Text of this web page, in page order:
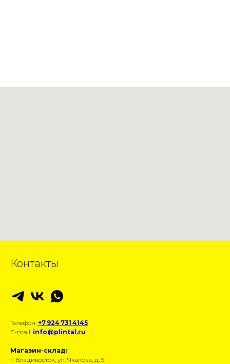
Контакты
Телефон: +7 924 731 4145
E-mail: info@plintal.ru
Магазин-склад:
г. Владивосток, ул. Чкалова, д. 5.